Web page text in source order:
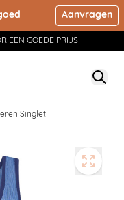
Aanvragen
HELE GEZIN
Singlet